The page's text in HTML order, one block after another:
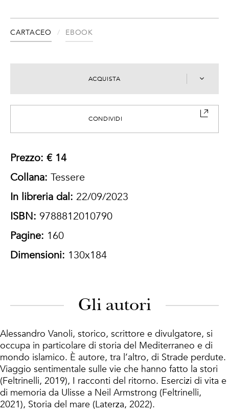
CARTACEO EBOOK
ACQUISTA
CONDIVIDI
Prezzo: € 14
Collana: Tessere
In libreria dal: 22/09/2023
ISBN: 9788812010790
Pagine: 160
Dimensioni: 130x184
Gli autori
Alessandro Vanoli, storico, scrittore e divulgatore, si
occupa in particolare di storia del Mediterraneo e di
mondo islamico. È autore, tra l’altro, di Strade perdute.
Viaggio sentimentale sulle vie che hanno fatto la stori
(Feltrinelli, 2019), I racconti del ritorno. Esercizi di vita e
di memoria da Ulisse a Neil Armstrong (Feltrinelli,
2021), Storia del mare (Laterza, 2022).